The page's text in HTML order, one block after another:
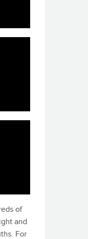
of
and
For